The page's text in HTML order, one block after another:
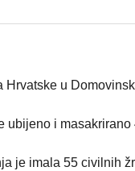
Hrvatske u
ubijeno i
je imala 55 civilnih